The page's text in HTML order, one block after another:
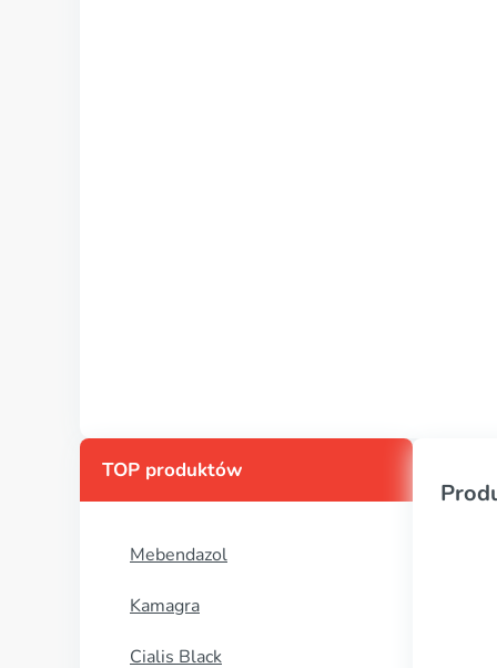
TOP produktów
Mebendazol
Kamagra
Cialis Black